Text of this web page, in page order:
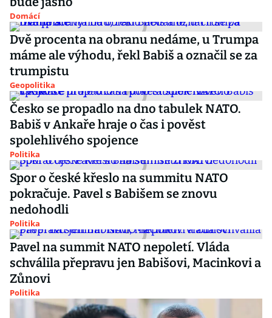
Domácí
Dvě procenta na obranu nedáme, u Trumpa
máme ale výhodu, řekl Babiš a označil se za
trumpistu
Geopolitika
Česko se propadlo na dno tabulek NATO.
Babiš v Ankaře hraje o čas i pověst
spolehlivého spojence
Politika
Spor o české křeslo na summitu NATO
pokračuje. Pavel s Babišem se znovu
nedohodli
Politika
Pavel na summit NATO nepoletí. Vláda
schválila přepravu jen Babišovi, Macinkovi a
Zůnovi
Politika